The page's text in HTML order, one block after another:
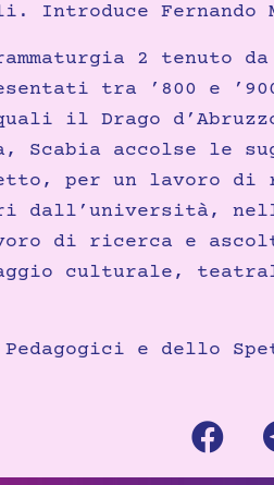
Introduce Fernando
2 tenuto
tra ’800 e
il Drago
Scabia accolse le
per un lavoro di
dall’università,
di ricerca e
culturale,
e dello